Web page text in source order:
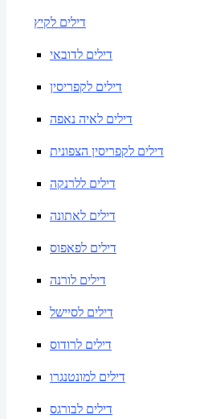
דילים לקיץ
דילים לדובאי
דילים לקפריסין
דילים לאיה נאפה
דילים לקפריסין הצפונית
דילים ללרנקה
דילים לאתונה
דילים לפאפוס
דילים לורנה
דילים לסיישל
דילים לרודוס
דילים למונטנגרו
דילים לבורגס